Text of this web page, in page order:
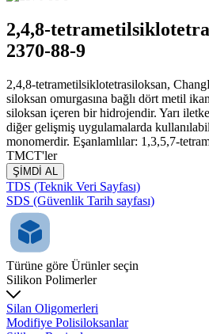
2,4,8-
2370-88-9
2,4,8-tetrametilsiklotetrasiloksan,
siloksan omurgasına bağlı dört metil
siloksan içeren bir hidrojendir. Yarı
diğer gelişmiş uygulamalarda
monomerdir. Eşanlamlılar: 1,3,5,7-
TMCT'ler
ŞİMDİ AL
TDS (Teknik Veri Sayfası)
SDS (Güvenlik Tarih sayfası)
Türüne göre Ürünler seçin
Silikon Polimerler
Silan Oligomerleri
Modifiye Polisiloksanlar